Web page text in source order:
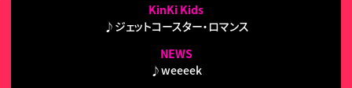
KinKi Kids
♪ジェットコースター・ロマンス
NEWS
♪weeeek